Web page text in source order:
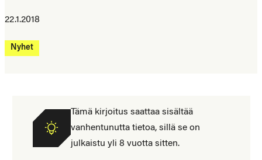
22.1.2018
Nyhet
Tämä kirjoitus saattaa sisältää
vanhentunutta tietoa, sillä se on
julkaistu yli 8 vuotta sitten.